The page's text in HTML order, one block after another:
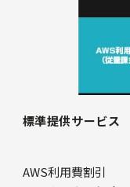
標準提供サービス
AWS利用費割引